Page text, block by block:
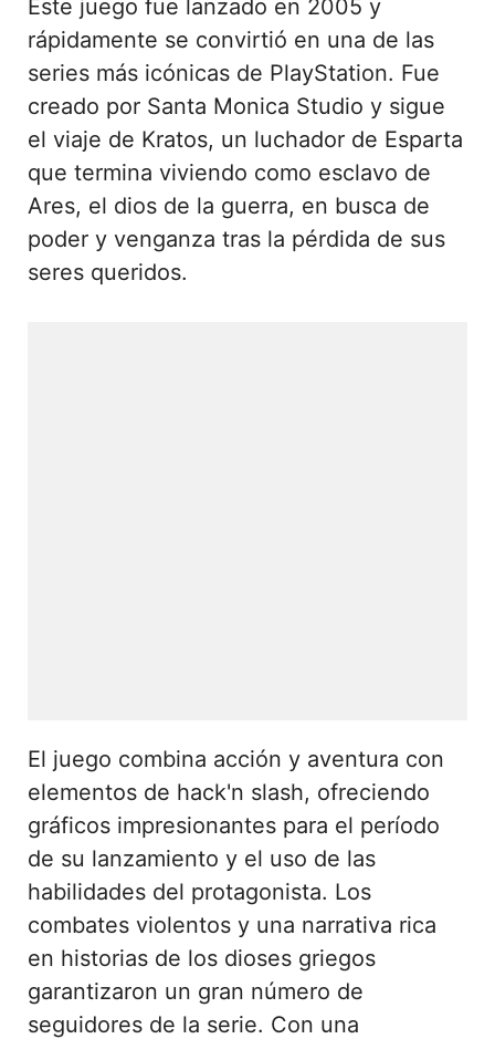
Este juego fue lanzado en 2005 y
rápidamente se convirtió en una de las
series más icónicas de PlayStation. Fue
creado por Santa Monica Studio y sigue
el viaje de Kratos, un luchador de Esparta
que termina viviendo como esclavo de
Ares, el dios de la guerra, en busca de
poder y venganza tras la pérdida de sus
seres queridos.
El juego combina acción y aventura con
elementos de hack'n slash, ofreciendo
gráficos impresionantes para el período
de su lanzamiento y el uso de las
habilidades del protagonista. Los
combates violentos y una narrativa rica
en historias de los dioses griegos
garantizaron un gran número de
seguidores de la serie. Con una